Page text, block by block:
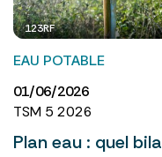
123RF
EAU POTABLE
01/06/2026
TSM 5 2026
Plan eau : quel